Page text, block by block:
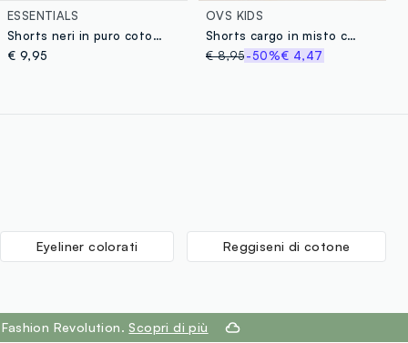
ESSENTIALS
Shorts neri in puro cotone organico da ragazza con vita elasticizzata
€ 9,95
OVS KIDS
Shorts cargo in misto cotone neri da ragazza relaxed fit
€ 8,95-50%€ 4,47
Eyeliner colorati Reggiseni di cotone
Revolution. Scopri di più